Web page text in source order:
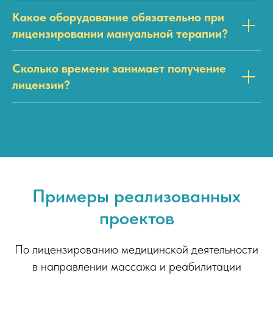
Какое оборудование обязательно при
лицензировании мануальной терапии?
Сколько времени занимает получение
лицензии?
Примеры реализованных
проектов
По лицензированию медицинской деятельности
в направлении массажа и реабилитации